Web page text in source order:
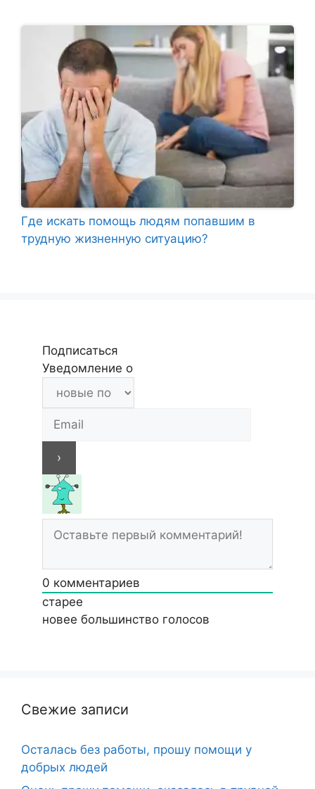
Где искать помощь людям попавшим в
трудную жизненную ситуацию?
Подписаться
Уведомление о
0 комментариев
старее
новее большинство голосов
Свежие записи
Осталась без работы, прошу помощи у
добрых людей